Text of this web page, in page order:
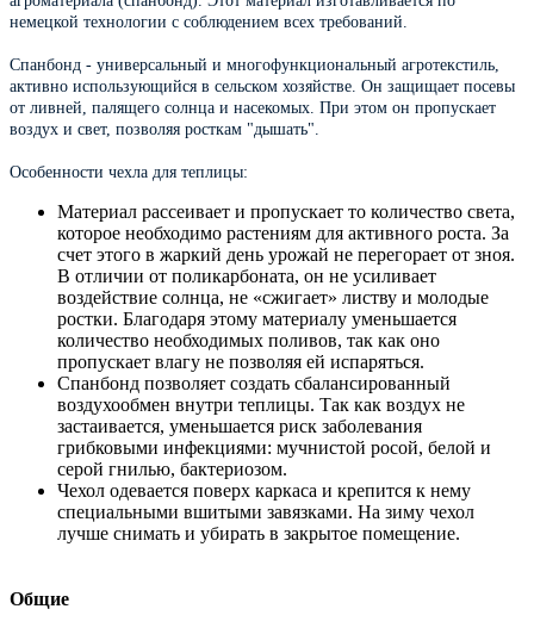
немецкой технологии с соблюдением всех требований.
Спанбонд - универсальный и многофункциональный агротекстиль,
активно использующийся в сельском хозяйстве. Он защищает посевы
от ливней, палящего солнца и насекомых. При этом он пропускает
воздух и свет, позволяя росткам "дышать".
Особенности чехла для теплицы:
Материал рассеивает и пропускает то количество света,
которое необходимо растениям для активного роста. За
счет этого в жаркий день урожай не перегорает от зноя.
В отличии от поликарбоната, он не усиливает
воздействие солнца, не «сжигает» листву и молодые
ростки. Благодаря этому материалу уменьшается
количество необходимых поливов, так как оно
пропускает влагу не позволяя ей испаряться.
Спанбонд позволяет создать сбалансированный
воздухообмен внутри теплицы. Так как воздух не
застаивается, уменьшается риск заболевания
грибковыми инфекциями: мучнистой росой, белой и
серой гнилью, бактериозом.
Чехол одевается поверх каркаса и крепится к нему
специальными вшитыми завязками. На зиму чехол
лучше снимать и убирать в закрытое помещение.
Общие